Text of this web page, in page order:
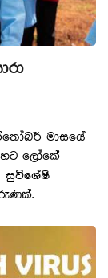
මාසයේ
ලෝකේ
සුවිශේෂී